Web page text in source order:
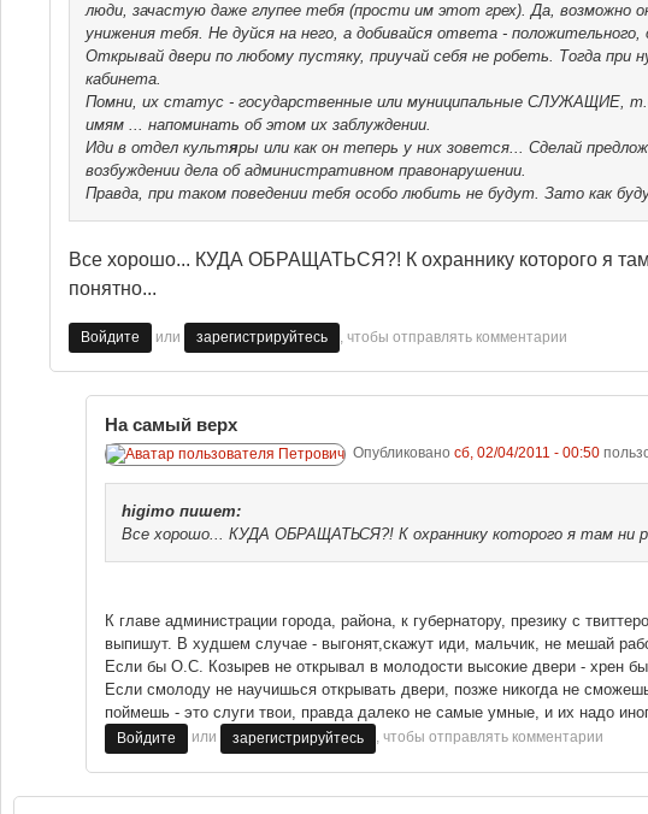
люди, зачастую даже глупее тебя (прости им этот грех). Да,
унижения тебя. Не дуйся на него, а добивайся ответа -
Открывай двери по любому пустяку, приучай себя не робеть. Тогда при
кабинета.
Помни, их статус - государственные или муниципальные СЛУЖАЩИЕ,
имям ... напоминать об этом их заблуждении.
Иди в отдел культяры или как он теперь у них зовется... Сделай
возбуждении дела об административном правонарушении.
Правда, при таком поведении тебя особо любить не будут. Зато как
Все хорошо... КУДА ОБРАЩАТЬСЯ?! К охраннику которого я там
понятно...
Войдите или зарегистрируйтесь , чтобы отправлять комментарии
На самый верх
Опубликовано сб, 02/04/2011 - 00:50
higimo пишет:
Все хорошо... КУДА ОБРАЩАТЬСЯ?! К охраннику которого я там ни
К главе администрации города, района, к губернатору, презику с
выпишут. В худшем случае - выгонят,скажут иди, мальчик, не мешай
Если бы О.С. Козырев не открывал в молодости высокие двери - хрен
Если смолоду не научишься открывать двери, позже никогда не
поймешь - это слуги твои, правда далеко не самые умные, и их надо
Войдите или зарегистрируйтесь , чтобы отправлять комментарии